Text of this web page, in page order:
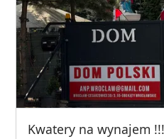
Kwatery na wynajem